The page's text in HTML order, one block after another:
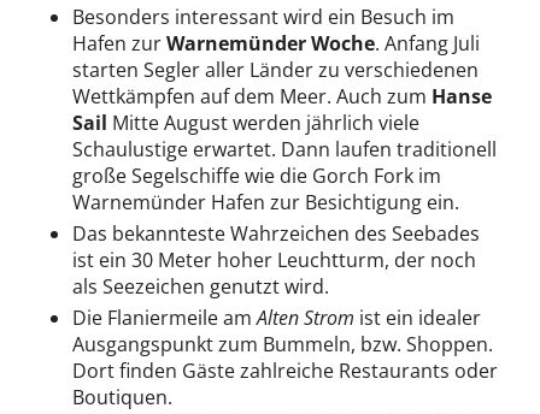
Besonders interessant wird ein Besuch im
Hafen zurWarnemünder Woche. Anfang Juli
starten Segler aller Länder zu verschiedenen
Wettkämpfen auf dem Meer. Auch zum Hanse
Sail Mitte August werden jährlich viele
Schaulustige erwartet. Dann laufen traditionell
große Segelschiffe wie die Gorch Fork im
Warnemünder Hafen zur Besichtigung ein.
Das bekannteste Wahrzeichen des Seebades
ist ein 30 Meter hoher Leuchtturm, der noch
als Seezeichen genutzt wird.
Die Flaniermeile amAlten Strom ist ein idealer
Ausgangspunkt zum Bummeln, bzw. Shoppen.
Dort finden Gäste zahlreiche Restaurants oder
Boutiquen.